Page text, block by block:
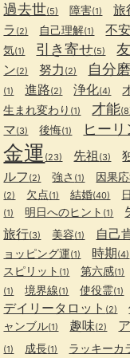
過去世(5) 障害(1) 旅
ラ (2) 自己理解(1) 不安
気(1) 引き寄せ(5)
ン(2) 努力 (2) 自分
(1) 進路(2) 浄化(4)
生まれ変わり (1) 才能
マ(3) 後悔(1) ヒー
金運 (23) 先祖 (3)
ルフ (2) 強さ (1) 因果
(2) 欠点(1) 結婚(40)
(1) 明日へのヒント (1)
旅行(3) 美容(1) 自己
ョッピング運(1) 時期(4)
スピリット (1) 第六感(1)
(1) 境界線(1) 使役霊(1)
デイリータロット (2)
ャンブル(1) 趣味(2)
(1) 成長(1) ラッキーカ